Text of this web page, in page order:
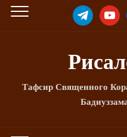
TELEGRAM
Тафсир Священного